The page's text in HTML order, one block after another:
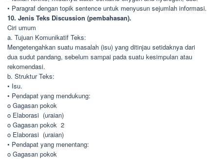
• Paragraf dengan topik sentence untuk menyusun sejumlah informasi.
10. Jenis Teks Discussion (pembahasan).
Ciri umum
a. Tujuan Komunikatif Teks:
Mengetengahkan suatu masalah (isu) yang ditinjau setidaknya dari
dua sudut pandang, sebelum sampai pada suatu kesimpulan atau
rekomendasi.
b. Struktur Teks:
• Isu.
• Pendapat yang mendukung:
o Gagasan pokok
o Elaborasi (uraian)
o Gagasan pokok 2
o Elaborasi (uraian)
• Pendapat yang menentang:
o Gagasan pokok